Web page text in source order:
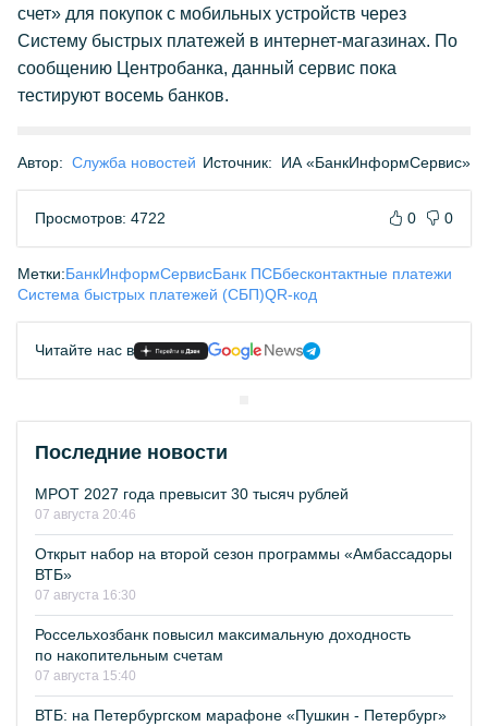
счет» для покупок с мобильных устройств через
Систему быстрых платежей в интернет-магазинах. По
сообщению Центробанка, данный сервис пока
тестируют восемь банков.
Автор: Служба новостей Источник: ИА «БанкИнформСервис»
Просмотров: 4722 0 0
Метки:БанкИнформСервисБанк ПСБбесконтактные платежи
Система быстрых платежей (СБП)QR-код
Читайте нас в
Последние новости
МРОТ 2027 года превысит 30 тысяч рублей
07 августа 20:46
Открыт набор на второй сезон программы «Амбассадоры
ВТБ»
07 августа 16:30
Россельхозбанк повысил максимальную доходность
по накопительным счетам
07 августа 15:40
ВТБ: на Петербургском марафоне «Пушкин - Петербург»